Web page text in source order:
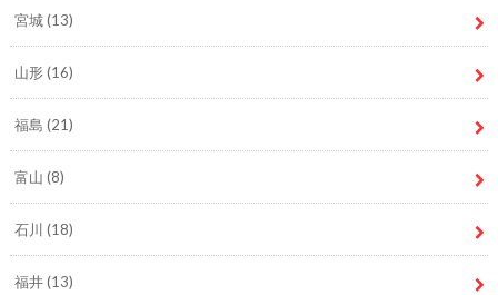
宮城(13)
山形(16)
福島 (21)
富山 (8)
石川 (18)
福井(13)